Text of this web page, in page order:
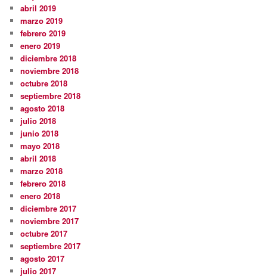
abril 2019
marzo 2019
febrero 2019
enero 2019
diciembre 2018
noviembre 2018
octubre 2018
septiembre 2018
agosto 2018
julio 2018
junio 2018
mayo 2018
abril 2018
marzo 2018
febrero 2018
enero 2018
diciembre 2017
noviembre 2017
octubre 2017
septiembre 2017
agosto 2017
julio 2017